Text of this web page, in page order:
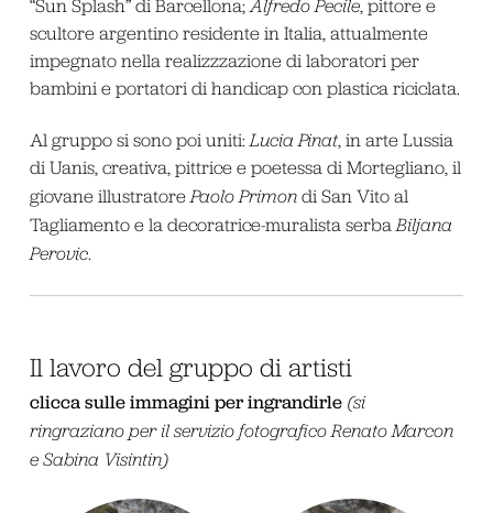
“Sun Splash” di Barcellona;Alfredo Pecile, pittore e
scultore argentino residente in Italia, attualmente
impegnato nella realizzzazione di laboratori per
bambini e portatori di handicap con plastica riciclata.
Al gruppo si sono poi uniti: Lucia Pinat, in arte Lussia
di Uanis, creativa, pittrice e poetessa di Mortegliano, il
giovane illustratore Paolo Primondi San Vito al
Tagliamento e la decoratrice-muralista serba Biljana
Perovic.
Il lavoro del gruppo di artisti
clicca sulle immagini per ingrandirle (si
ringraziano per il servizio fotografico Renato Marcon
e Sabina Visintin)